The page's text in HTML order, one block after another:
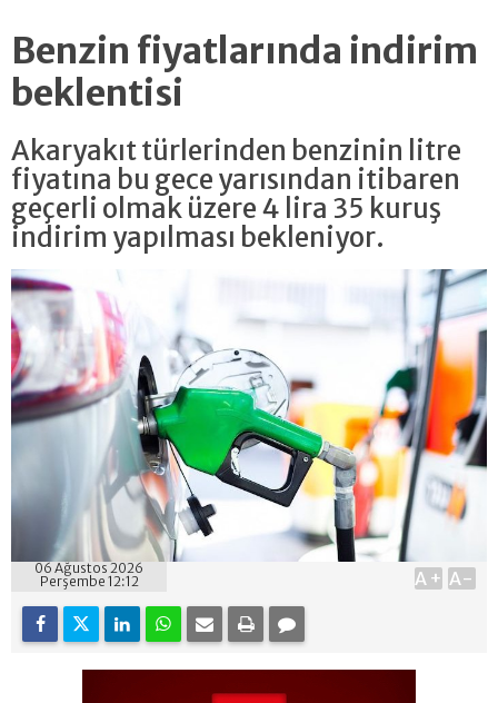
Benzin fiyatlarında indirim
beklentisi
Akaryakıt türlerinden benzinin litre
fiyatına bu gece yarısından itibaren
geçerli olmak üzere 4 lira 35 kuruş
indirim yapılması bekleniyor.
06 Ağustos 2026
Perşembe 12:12
A+ A-